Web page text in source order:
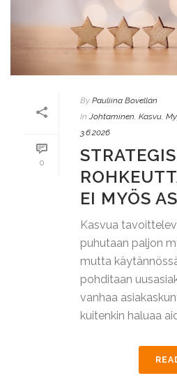
0
By Pauliina Bovellán
In Johtaminen Kasvu
3.6.2026
EI MYÖS
Kasvua
puhutaan paljon
mutta
pohditaan
vanhaa
kuitenkin haluaa